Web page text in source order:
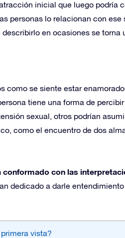
inicial que luego podría
personas lo relacionan con
en ocasiones se torna
como se siente estar
tiene una forma de
sexual, otros podrían
como el encuentro de dos
conformado con las
dedicado a darle
vista?